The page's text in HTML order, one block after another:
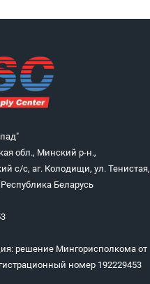
обл., Минский р-н.,
с/с, аг. Колодищи, ул. Тенистая,
Беларусь
решение Мингорисполкома от
номер 192229453